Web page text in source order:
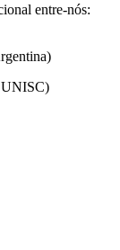
entre-nós:
UNISC)